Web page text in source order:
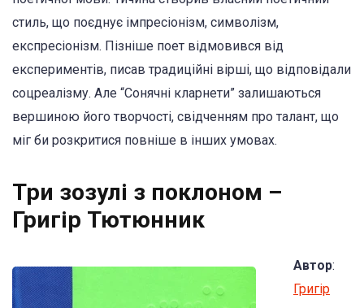
стиль, що поєднує імпресіонізм, символізм,
експресіонізм. Пізніше поет відмовився від
експериментів, писав традиційні вірші, що відповідали
соцреалізму. Але “Сонячні кларнети” залишаються
вершиною його творчості, свідченням про талант, що
міг би розкритися повніше в інших умовах.
Три зозулі з поклоном –
Григір Тютюнник
Автор:
Григір